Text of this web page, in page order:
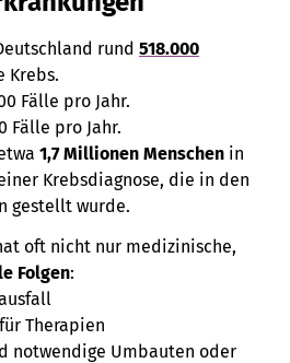
rund 518.000
Krebs.
Fälle pro Jahr.
Fälle pro Jahr.
1,7 Millionen Menschen in
Krebsdiagnose, die in den
gestellt wurde.
oft nicht nur medizinische,
Folgen:
Therapien
notwendige Umbauten oder